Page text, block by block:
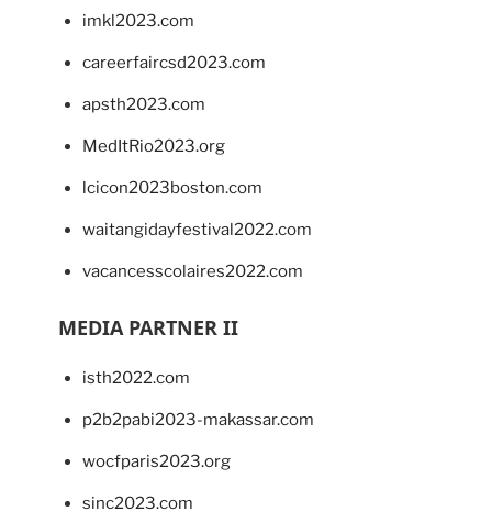
imkl2023.com
careerfaircsd2023.com
apsth2023.com
MedItRio2023.org
lcicon2023boston.com
waitangidayfestival2022.com
vacancesscolaires2022.com
MEDIA PARTNER II
isth2022.com
p2b2pabi2023-makassar.com
wocfparis2023.org
sinc2023.com